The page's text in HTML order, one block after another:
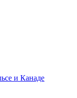
и Канаде